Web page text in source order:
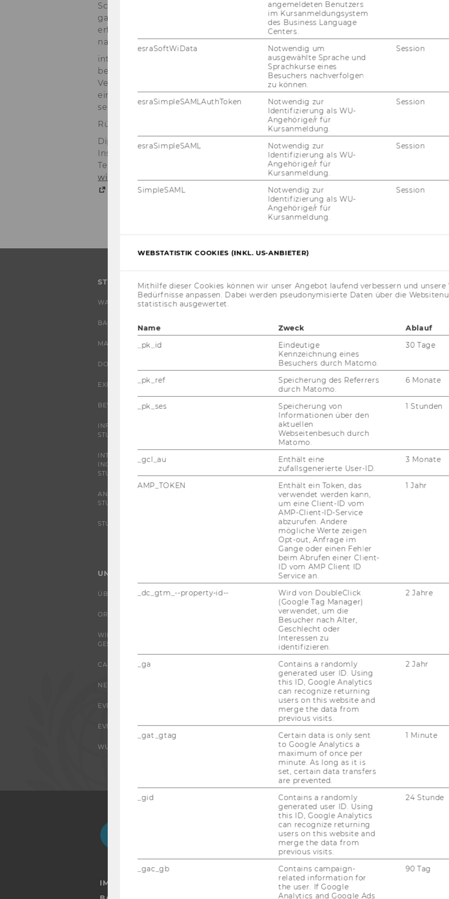
Schritt eine Voll­stän­dig­keits­prü­fung statt, so dass im Falle der Nicht­an­
ga­be von ver­pflich­ten­den In­hal­ten die Er­stel­lung des PIA-​Reports nicht
er­folgt und die/der Be­nut­zer/in ge­be­ten wird, die feh­len­den An­ga­ben
nach­zu­lie­fern.
in­tel­li­gent­PIA wird unter GNU Ge­ne­ral Pu­blic Li­cen­se 3.0 her­aus­ge­ge­
ben und kann somit frei ver­wen­det und wei­ter­ent­wi­ckelt wer­den. Die
Ver­wen­dung von PHP, Ja­va­script (Jque­ry UI) und MySQL er­mög­li­chen
eine ein­fa­che Er­wei­te­rung so­wohl des Software-​Tools als auch der Wis­
sens­da­ten­bank.
Rückfragehinweis:
Dipl. Wirtsch.-Inf. Marie Caroline Oetzel & Prof. Dr. Sarah Spiekermann
Institut für Betriebswirtschaftslehre und Wirtschaftsinformatik
Tel.: +43-1-31336-4444
wi-sek@wu.ac.at
http://www.wu.ac.at/ec/research/ipia
STUDIUM
WARUM WU?
BACHELOR
MASTER
DOKTORAT / PHD
EXECUTIVE EDUCATION
BEWERBUNG UND ZULASSUNG
INFORMATIONEN FÜR
STUDIERENDE
INTERNATIONALE UND
INCOMING EXCHANGE
STUDIERENDE
ANGEBOTE FÜR SCHULEN UND
STUDIENINTERESSIERTE
STUDENT CLUBS
FORSCHUNG
IMPACT DER FORSCHUNG
ORGANISATION DER
FORSCHUNG
FORSCHUNGSINFRASTRUKTUR
UNIVERSITÄT
ÜBER DIE WU
ORGANISATION
WIRTSCHAFT UND
GESELLSCHAFT
CAMPUS
NEWS
EVENTS ARCHIV
EVENTS
WU FOUNDATION
JOBS
JOBS
JOBPORTAL
RESEARCH CAREER
WELCOME SERVICES
JOBS MIT WU-STUDIUM
KARRIEREKONTAKTE AN DER
KARRIERENETZWERKE AN DER
NewsletterBluesky
IMPRESSUM
angemeldeten Benutzers
im Kursanmeldungsystem
des Business Language
Centers.
esraSoftWiData
Notwendig um
ausgewählte Sprache und
Sprachkurse eines
Besuchers nachverfolgen
zu können.
Session
esraSimpleSAMLAuthToken
Notwendig zur
Identifizierung als WU-
Angehörige/r für
Kursanmeldung.
Session
esraSimpleSAML
Notwendig zur
Identifizierung als WU-
Angehörige/r für
Kursanmeldung.
Session
SimpleSAML
Notwendig zur
Identifizierung als WU-
Angehörige/r für
Kursanmeldung.
Session
WEBSTATISTIK COOKIES (INKL. US-ANBIETER)
Mithilfe dieser Cookies können wir unser Angebot laufend verbessern und unsere
Bedürfnisse anpassen. Dabei werden pseudonymisierte Daten über die
statistisch ausgewertet.
Name Zweck Ablauf
_pk_id
Eindeutige
Kennzeichnung eines
Besuchers durch Matomo.
30 Tage
_pk_ref
Speicherung des Referrers
durch Matomo.
6 Monate
_pk_ses
Speicherung von
Informationen über den
aktuellen
Webseitenbesuch durch
Matomo.
1 Stunden
_gcl_au
Enthält eine
zufallsgenerierte User-ID.
3 Monate
AMP_TOKEN
Enthält ein Token, das
verwendet werden kann,
um eine Client-ID vom
AMP-Client-ID-Service
abzurufen. Andere
mögliche Werte zeigen
Opt-out, Anfrage im
Gange oder einen Fehler
beim Abrufen einer Client-
ID vom AMP Client ID
Service an.
1 Jahr
_dc_gtm_--property-id--
Wird von DoubleClick
(Google Tag Manager)
verwendet, um die
Besucher nach Alter,
Geschlecht oder
Interessen zu
identifizieren.
2 Jahre
_ga
Contains a randomly
generated user ID. Using
this ID, Google Analytics
can recognize returning
users on this website and
merge the data from
previous visits.
2 Jahr
_gat_gtag
Certain data is only sent
to Google Analytics a
maximum of once per
minute. As long as it is
set, certain data transfers
are prevented.
1 Minute
_gid
Contains a randomly
generated user ID. Using
this ID, Google Analytics
can recognize returning
users on this website and
merge the data from
previous visits.
24 Stunde
_gac_gb
Contains campaign-
related information for
the user. If Google
Analytics and Google Ads
90 Tag